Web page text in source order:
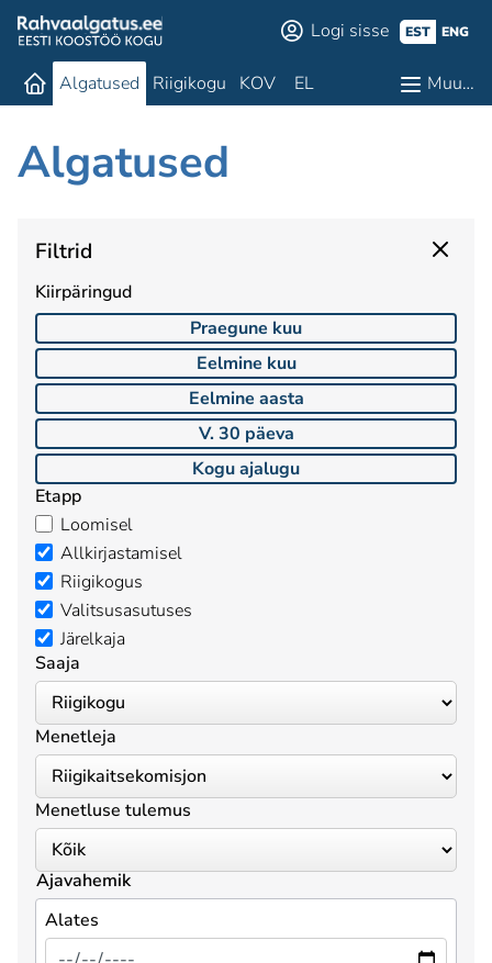
Logi sisse EST ENG
Algatused Riigikogu KOV EL Muu…
Algatused
Filtrid
Kiirpäringud
Praegune kuu
Eelmine kuu
Eelmine aasta
V. 30 päeva
Kogu ajalugu
Etapp
Loomisel
Allkirjastamisel
Riigikogus
Valitsusasutuses
Järelkaja
Saaja
Menetleja
Menetluse tulemus
Ajavahemik
Alates